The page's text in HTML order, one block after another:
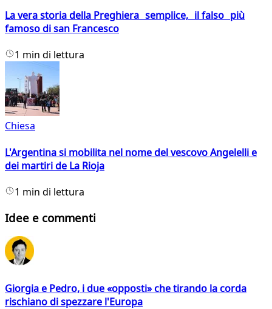
La vera storia della Preghiera semplice, il falso più
famoso di san Francesco
1 min di lettura
Chiesa
L'Argentina si mobilita nel nome del vescovo Angelelli e
dei martiri de La Rioja
1 min di lettura
Idee e commenti
Giorgia e Pedro, i due «opposti» che tirando la corda
rischiano di spezzare l'Europa